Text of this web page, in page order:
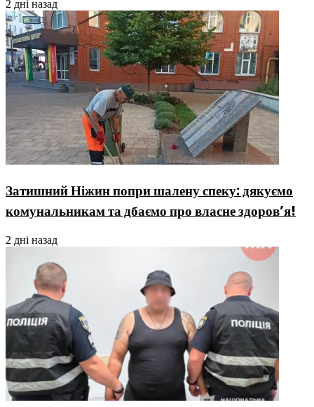
2 дні назад
Затишний Ніжин попри шалену спеку: дякуємо
комунальникам та дбаємо про власне здоров’я!
2 дні назад